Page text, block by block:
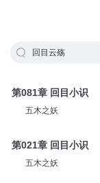
回目云殇
第081章 回目小识
五木之妖
第021章 回目小识
五木之妖